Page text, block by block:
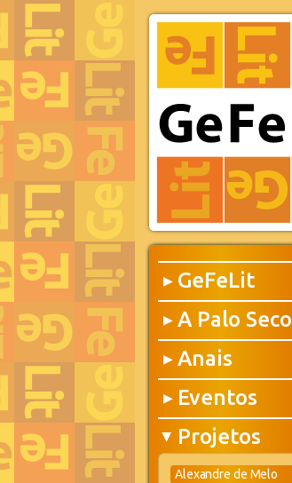
▶ GeFeLit
▶ A Palo Seco
▶ Anais
▶ Eventos
▶ Projetos
Alexandre de Melo